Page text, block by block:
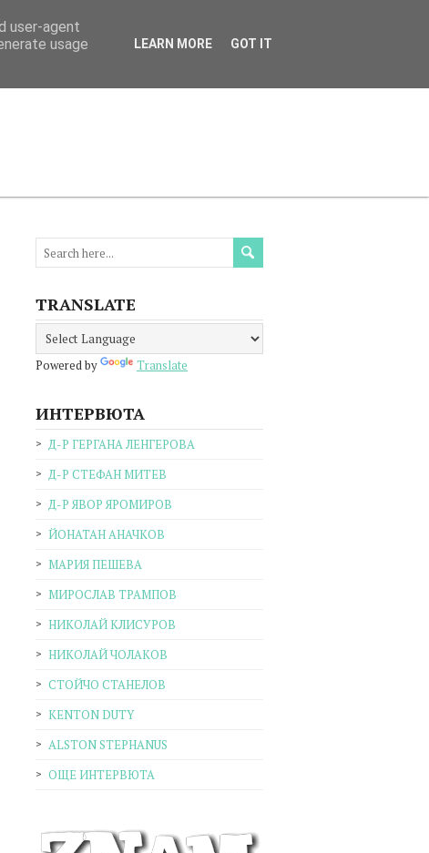
TRANSLATE
Powered by Translate
ИНТЕРВЮТА
Д-Р ГЕРГАНА ЛЕНГЕРОВА
Д-Р СТЕФАН МИТЕВ
Д-Р ЯВОР ЯРОМИРОВ
ЙОНАТАН АНАЧКОВ
МАРИЯ ПЕШЕВА
МИРОСЛАВ ТРАМПОВ
НИКОЛАЙ КЛИСУРОВ
НИКОЛАЙ ЧОЛАКОВ
СТОЙЧО СТАНЕЛОВ
KENTON DUTY
ALSTON STEPHANUS
ОЩЕ ИНТЕРВЮТА
user-agent
usage
LEARN MORE GOT IT